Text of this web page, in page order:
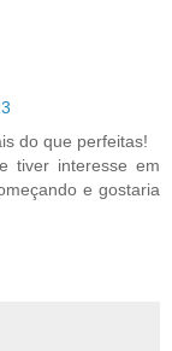
do que perfeitas!
tiver interesse em
e gostaria